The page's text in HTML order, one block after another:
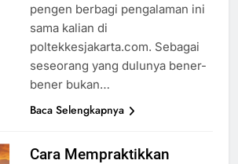
pengen berbagi pengalaman ini
sama kalian di
poltekkesjakarta.com. Sebagai
seseorang yang dulunya bener-
bener bukan…
Baca Selengkapnya
Cara Mempraktikkan